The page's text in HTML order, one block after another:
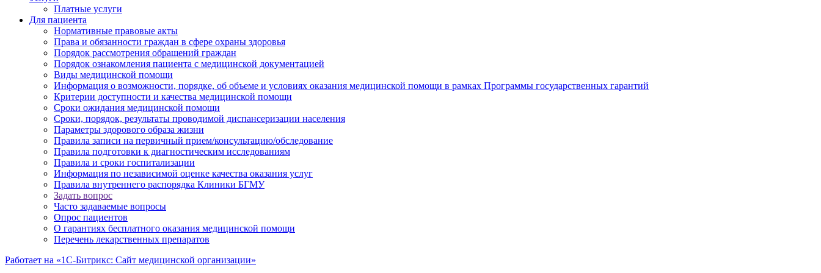
Платные услуги
Для пациента
Нормативные правовые акты
Права и обязанности граждан в сфере охраны здоровья
Порядок рассмотрения обращений граждан
Порядок ознакомления пациента с медицинской документацией
Виды медицинской помощи
Информация о возможности, порядке, об объеме и условиях оказания медицинской помощи в рамках Программы государственных гарантий
Критерии доступности и качества медицинской помощи
Сроки ожидания медицинской помощи
Сроки, порядок, результаты проводимой диспансеризации населения
Параметры здорового образа жизни
Правила записи на первичный прием/консультацию/обследование
Правила подготовки к диагностическим исследованиям
Правила и сроки госпитализации
Информация по независимой оценке качества оказания услуг
Правила внутреннего распорядка Клиники БГМУ
Задать вопрос
Часто задаваемые вопросы
Опрос пациентов
О гарантиях бесплатного оказания медицинской помощи
Перечень лекарственных препаратов
Работает на «1С-Битрикс: Сайт медицинской организации»